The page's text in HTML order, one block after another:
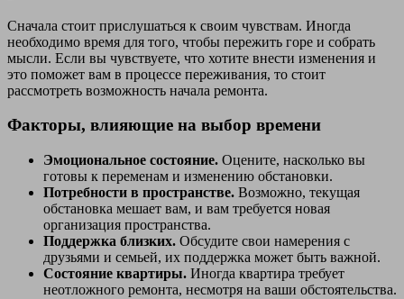
Сначала стоит прислушаться к своим чувствам. Иногда
необходимо время для того, чтобы пережить горе и собрать
мысли. Если вы чувствуете, что хотите внести изменения и
это поможет вам в процессе переживания, то стоит
рассмотреть возможность начала ремонта.
Факторы, влияющие на выбор времени
Эмоциональное состояние. Оцените, насколько вы
готовы к переменам и изменению обстановки.
Потребности в пространстве. Возможно, текущая
обстановка мешает вам, и вам требуется новая
организация пространства.
Поддержка близких. Обсудите свои намерения с
друзьями и семьей, их поддержка может быть важной.
Состояние квартиры. Иногда квартира требует
неотложного ремонта, несмотря на ваши обстоятельства.